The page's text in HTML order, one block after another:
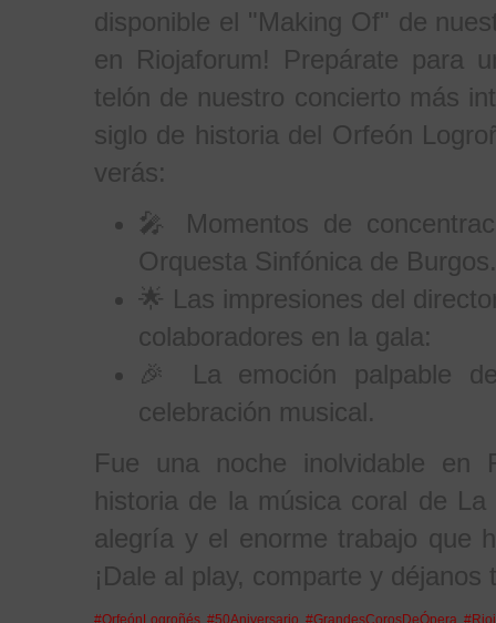
disponible el "Making Of" de
en Riojaforum! Prepárate para
telón de nuestro concierto más
siglo de historia del Orfeón
verás:
🎤 Momentos de
Orquesta Sinfónica de Burgos.
🌟 Las impresiones del
colaboradores en la gala:
🎉 La emoción palpable
celebración musical.
Fue una noche inolvidable en
historia de la música coral de
alegría y el enorme trabajo que
¡Dale al play, comparte y déjanos
#OrfeónLogroñés #50Aniversario #GrandesCorosDeÓpera